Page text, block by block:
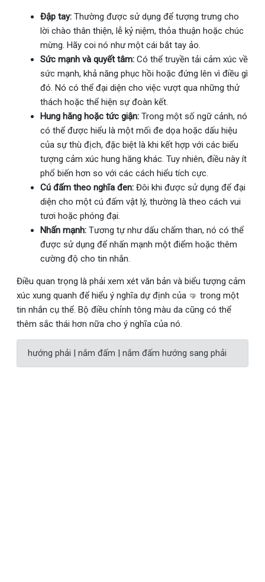
Đập tay: Thường được sử dụng để tượng trưng cho
lời chào thân thiện, lễ kỷ niệm, thỏa thuận hoặc chúc
mừng. Hãy coi nó như một cái bắt tay ảo.
Sức mạnh và quyết tâm: Có thể truyền tải cảm xúc về
sức mạnh, khả năng phục hồi hoặc đứng lên vì điều gì
đó. Nó có thể đại diện cho việc vượt qua những thử
thách hoặc thể hiện sự đoàn kết.
Hung hăng hoặc tức giận: Trong một số ngữ cảnh, nó
có thể được hiểu là một mối đe dọa hoặc dấu hiệu
của sự thù địch, đặc biệt là khi kết hợp với các biểu
tượng cảm xúc hung hăng khác. Tuy nhiên, điều này ít
phổ biến hơn so với các cách hiểu tích cực.
Cú đấm theo nghĩa đen: Đôi khi được sử dụng để đại
diện cho một cú đấm vật lý, thường là theo cách vui
tươi hoặc phóng đại.
Nhấn mạnh: Tương tự như dấu chấm than, nó có thể
được sử dụng để nhấn mạnh một điểm hoặc thêm
cường độ cho tin nhắn.
Điều quan trọng là phải xem xét văn bản và biểu tượng cảm
xúc xung quanh để hiểu ý nghĩa dự định của 🤜 trong một
tin nhắn cụ thể. Bộ điều chỉnh tông màu da cũng có thể
thêm sắc thái hơn nữa cho ý nghĩa của nó.
hướng phải | nắm đấm | nắm đấm hướng sang phải